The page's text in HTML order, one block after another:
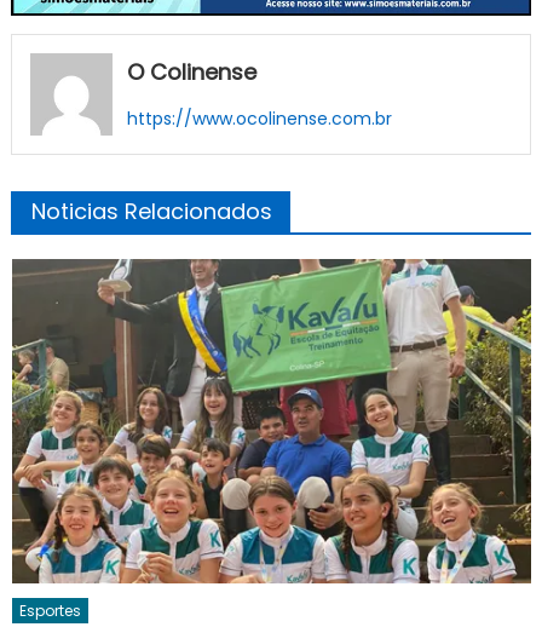
O Colinense
https://www.ocolinense.com.br
Noticias Relacionados
Esportes